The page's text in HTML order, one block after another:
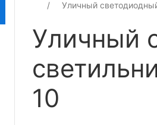
Уличный
Уличный
10